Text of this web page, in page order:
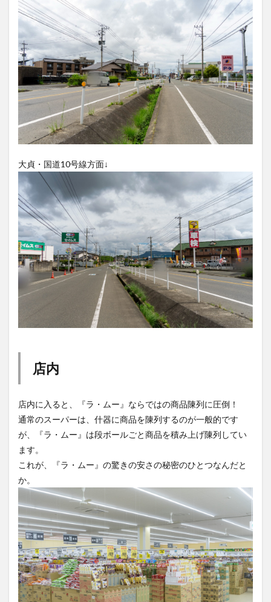
大貞・国道10号線方面↓
店内
店内に入ると、『ラ・ムー』ならではの商品陳列に圧倒！
通常のスーパーは、什器に商品を陳列するのが一般的です
が、『ラ・ムー』は段ボールごと商品を積み上げ陳列してい
ます。
これが、『ラ・ムー』の驚きの安さの秘密のひとつなんだと
か。